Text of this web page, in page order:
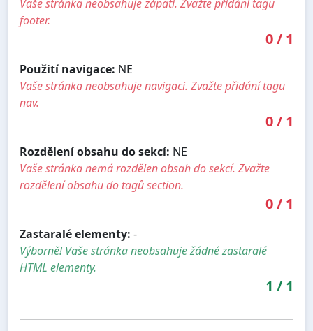
Vaše stránka neobsahuje zápatí. Zvažte přidání tagu
footer.
0/ 1
Použití navigace: NE
Vaše stránka neobsahuje navigaci. Zvažte přidání tagu
nav.
0/ 1
Rozdělení obsahu do sekcí: NE
Vaše stránka nemá rozdělen obsah do sekcí. Zvažte
rozdělení obsahu do tagů section.
0/ 1
Zastaralé elementy: -
Výborně! Vaše stránka neobsahuje žádné zastaralé
HTML elementy.
1 / 1